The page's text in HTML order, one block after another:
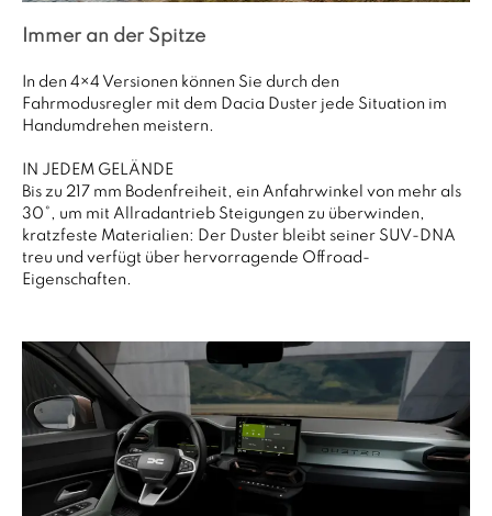
Immer an der Spitze
In den 4×4 Versionen können Sie durch den
Fahrmodusregler mit dem Dacia Duster jede Situation im
Handumdrehen meistern.
IN JEDEM GELÄNDE
Bis zu 217 mm Bodenfreiheit, ein Anfahrwinkel von mehr als
30°, um mit Allradantrieb Steigungen zu überwinden,
kratzfeste Materialien: Der Duster bleibt seiner SUV-DNA
treu und verfügt über hervorragende Offroad-
Eigenschaften.